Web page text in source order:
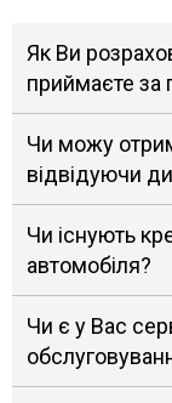
Як Ви
приймаєте за
Чи можу
відвідуючи
Чи існують
автомобіля?
Чи є у Вас